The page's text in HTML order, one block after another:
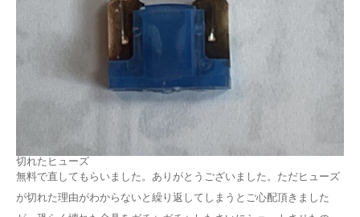
切れたヒューズ
無料で直してもらいました。ありがとうございました。ただヒューズ
が切れた理由がわからないと繰り返してしまうとご心配頂きました